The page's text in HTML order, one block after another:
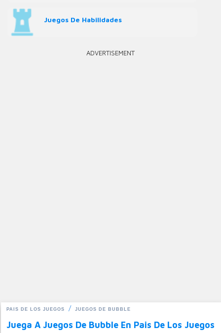
Juegos De Habilidades
ADVERTISEMENT
PAIS DE LOS JUEGOS JUEGOS DE BUBBLE
Juega A Juegos De Bubble En Pais De Los Juegos